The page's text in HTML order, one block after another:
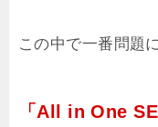
この中で一番問題
「All in One